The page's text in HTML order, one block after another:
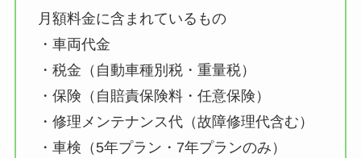
月額料金に含まれているもの
・車両代金
・税金（自動車種別税・重量税）
・保険（自賠責保険料・任意保険）
・修理メンテナンス代（故障修理代含む）
・車検（5年プラン・7年プランのみ）